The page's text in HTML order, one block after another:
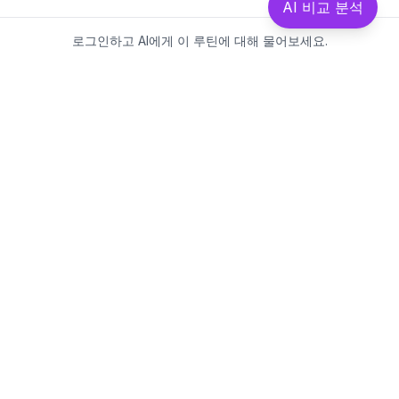
로그인하고 AI에게 이 루틴에 대해 물어보세요.
AI 비교 분석